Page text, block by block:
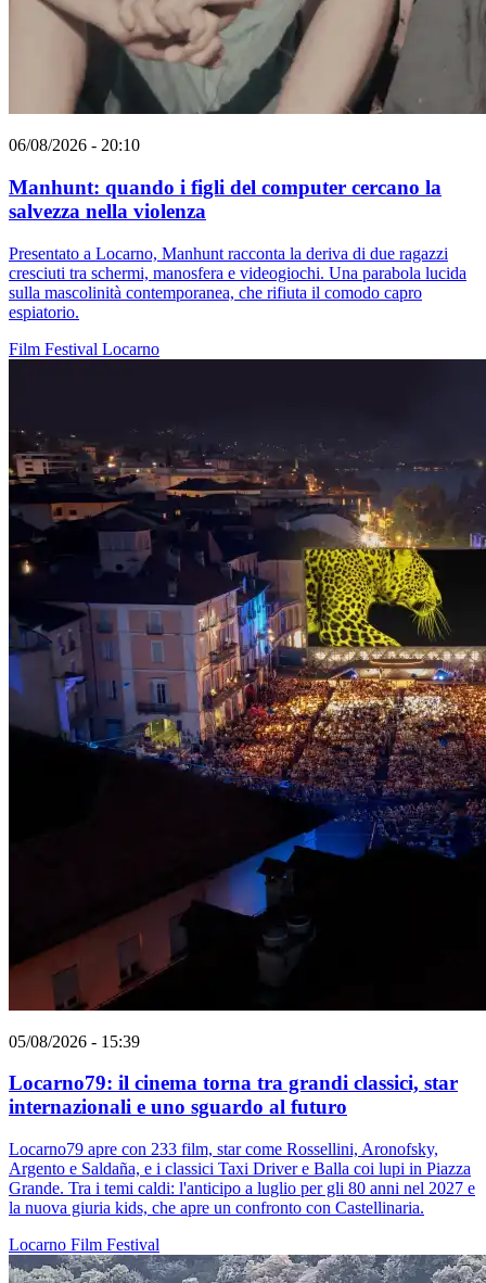
06/08/2026 - 20:10
Manhunt: quando i figli del computer cercano la
salvezza nella violenza
Presentato a Locarno, Manhunt racconta la deriva di due ragazzi
cresciuti tra schermi, manosfera e videogiochi. Una parabola lucida
sulla mascolinità contemporanea, che rifiuta il comodo capro
espiatorio.
Film Festival Locarno
05/08/2026 - 15:39
Locarno79: il cinema torna tra grandi classici, star
internazionali e uno sguardo al futuro
Locarno79 apre con 233 film, star come Rossellini, Aronofsky,
Argento e Saldaña, e i classici Taxi Driver e Balla coi lupi in Piazza
Grande. Tra i temi caldi: l'anticipo a luglio per gli 80 anni nel 2027 e
la nuova giuria kids, che apre un confronto con Castellinaria.
Locarno Film Festival